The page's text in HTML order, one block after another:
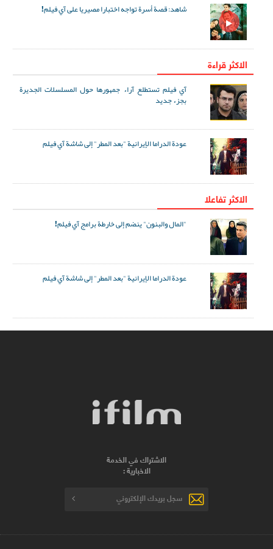
شاهد: قصة أسرة تواجه اختبارا مصيريا على آي فيلم!
الاكثر قراءة
آي فيلم تستطلع آراء جمهورها حول المسلسلات الجديرة
بجزء جديد
عودة الدراما الإيرانية "بعد المطر" إلى شاشة آي فيلم
الاکثر تفاعلا
"المال والبنون" ينضم إلى خارطة برامج آي فيلم!
عودة الدراما الإيرانية "بعد المطر" إلى شاشة آي فيلم
الاشتراك في الخدمة
الاخبارية :